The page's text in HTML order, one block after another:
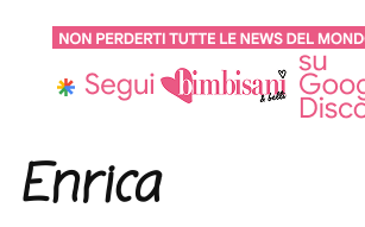
Enrica